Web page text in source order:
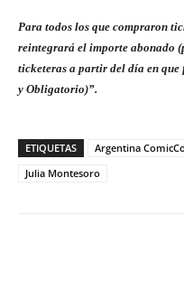
Para todos los que compraron
reintegrará el importe abonado
ticketeras a partir del día en
y Obligatorio)”.
ETIQUETAS Argentina
Julia Montesoro